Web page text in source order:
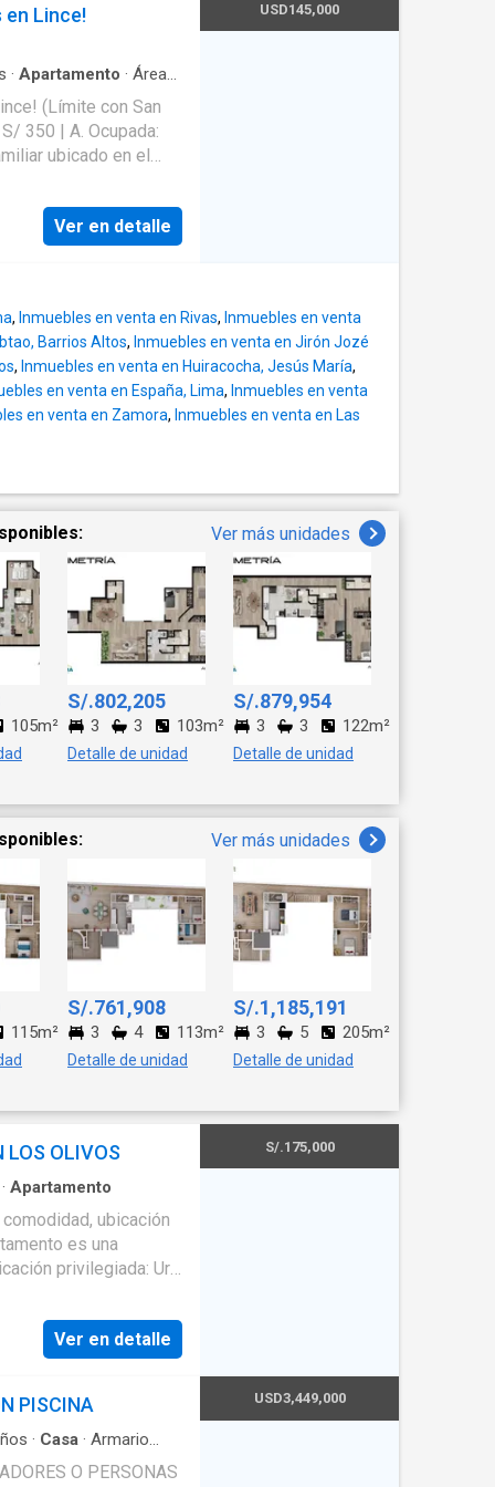
lavandería
y baño), además de
y
Pet-
y acabados
en Lince!
· Apartamento · Área
(Límite con San
de parques,
social, zona de
Año de
Bueno. Acepta crédito hipotecario.
Ver en detalle
USD145,000
, Inmuebles en venta en Rivas, Inmuebles en venta
Barrios Altos, Inmuebles en venta en Jirón Jozé
, Inmuebles en venta en Huiracocha, Jesús María,
en venta en España, Lima, Inmuebles en venta
en venta en Zamora, Inmuebles en venta en Las
Ver más unidades
105m²
S/.802,205
3 3 103m²
Detalle de unidad
S/.879,954
3 3 122m²
Detalle de unidad
Ver más unidades
115m²
S/.761,908
3 4 113m²
Detalle de unidad
S/.1,185,191
3 5 205m²
Detalle de unidad
LOS OLIVOS
· Apartamento
ubicación
es una
mercados, colegios y
avenidas
distribuidos -Piso 2
-2 habitaciones
-Zona residencial
de agua y luz a
Ver en detalle
S/.175,000
PISCINA
· Casa · Armario
O PERSONAS
USD3,449,000